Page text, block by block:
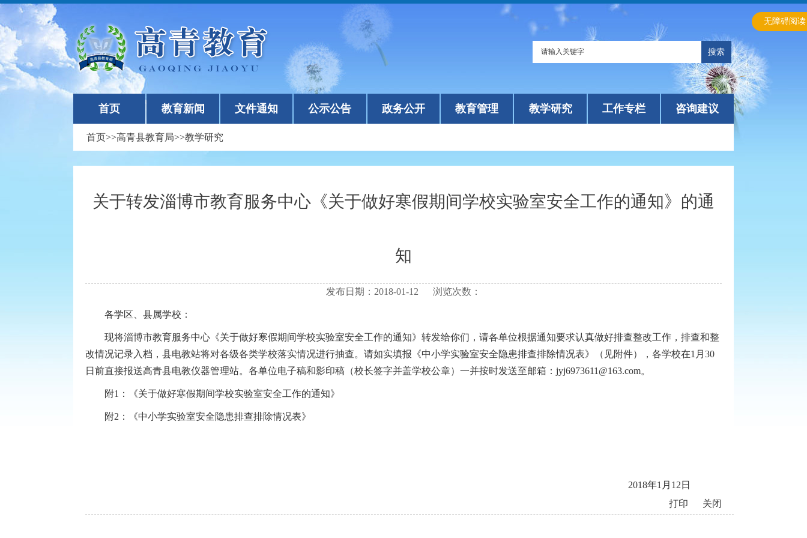
无障碍阅读
首页 教育新闻 文件通知 公示公告 政务公开 教育管理 教学研究 工作专栏 咨询建议
首页>>高青县教育局>>教学研究
关于转发淄博市教育服务中心《关于做好寒假期间学校实验室安全工作的通知》的通
知
发布日期：2018-01-12 浏览次数：
各学区、县属学校：
现将淄博市教育服务中心《关于做好寒假期间学校实验室安全工作的通知》转发给你们，请各单位根据通知要求认真做好排查整改工作，排查和整
改情况记录入档，县电教站将对各级各类学校落实情况进行抽查。请如实填报《中小学实验室安全隐患排查排除情况表》（见附件），各学校在1月30
日前直接报送高青县电教仪器管理站。各单位电子稿和影印稿（校长签字并盖学校公章）一并按时发送至邮箱：jyj6973611@163.com。
附1： 《关于做好寒假期间学校实验室安全工作的通知》
附2： 《中小学实验室安全隐患排查排除情况表》
2018年1月12日
打印
关闭